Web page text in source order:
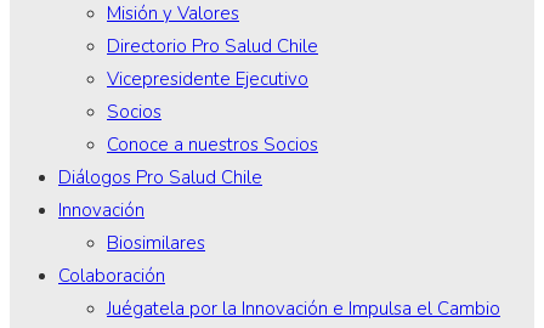
Misión y Valores
Directorio Pro Salud Chile
Vicepresidente Ejecutivo
Socios
Conoce a nuestros Socios
Diálogos Pro Salud Chile
Innovación
Biosimilares
Colaboración
Juégatela por la Innovación e Impulsa el Cambio